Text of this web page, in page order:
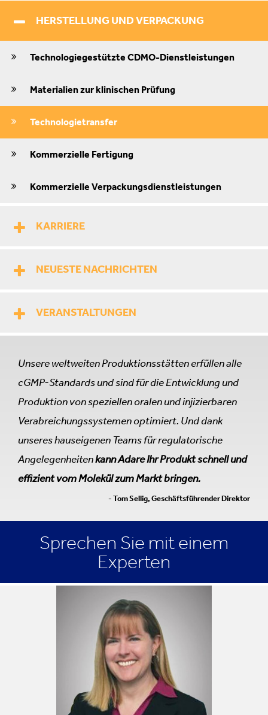
HERSTELLUNG UND VERPACKUNG
Technologiegestützte CDMO-Dienstleistungen
Materialien zur klinischen Prüfung
Technologietransfer
Kommerzielle Fertigung
Kommerzielle Verpackungsdienstleistungen
KARRIERE
NEUESTE NACHRICHTEN
VERANSTALTUNGEN
Unsere weltweiten Produktionsstätten erfüllen alle
cGMP-Standards und sind für die Entwicklung und
Produktion von speziellen oralen und injizierbaren
Verabreichungssystemen optimiert. Und dank
unseres hauseigenen Teams für regulatorische
Angelegenheitenkann Adare Ihr Produkt schnell und
effizient vom Molekül zum Markt bringen.
- Tom Sellig, Geschäftsführender Direktor
Sprechen Sie mit einem
Experten